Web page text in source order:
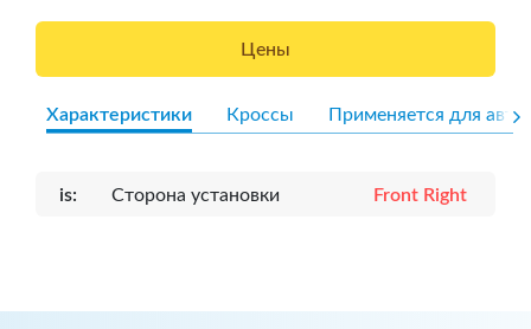
Цены
Характеристики Кроссы Применяется для авто
is: Сторона установки Front Right